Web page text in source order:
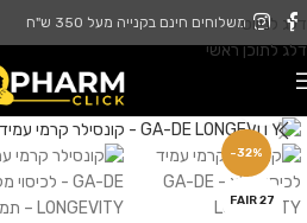
דלג לניווט
דלג לתוכן ראשי
משלוחים חינם בקנייה מעל 350 ש"ח
-32%
27 FAIR